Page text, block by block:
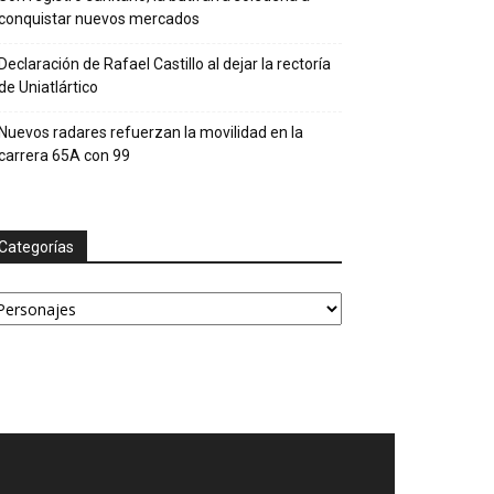
nuevos mercados
de Rafael Castillo al dejar la rectoría
Uniatlártico
radares refuerzan la movilidad en la
65A con 99